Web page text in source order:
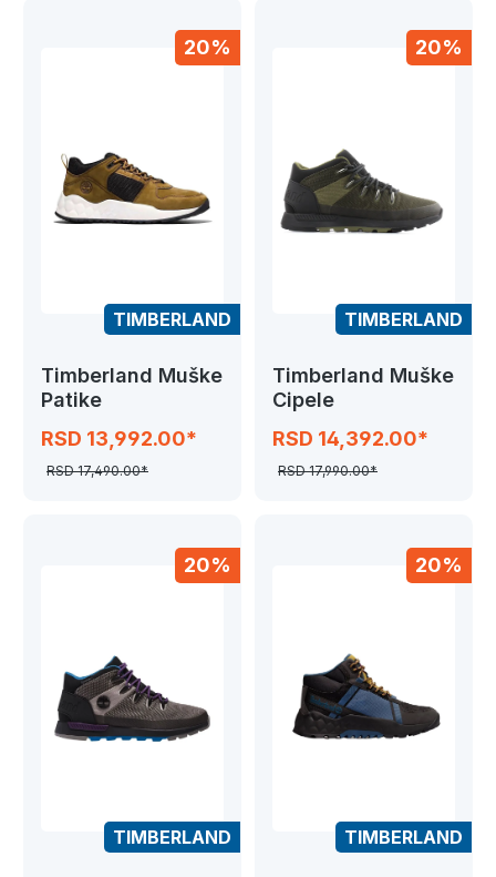
20%
TIMBERLAND
Timberland Muške
Patike
RSD 13,992.00*
RSD 17,490.00*
20%
TIMBERLAND
Timberland Muške
Cipele
RSD 14,392.00*
RSD 17,990.00*
20%
TIMBERLAND
20%
TIMBERLAND